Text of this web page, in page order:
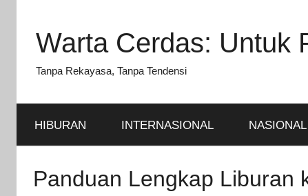
content
Warta Cerdas: Untuk
Tanpa Rekayasa, Tanpa Tendensi
HIBURAN INTERNASIONAL NASIONAL
Panduan Lengkap Liburan